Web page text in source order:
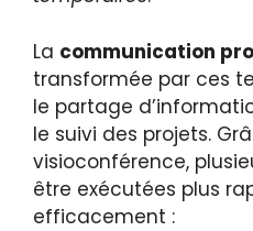
La communication
transformée par ces
le partage
le suivi des projets.
visioconférence,
être exécutées plus
efficacement :